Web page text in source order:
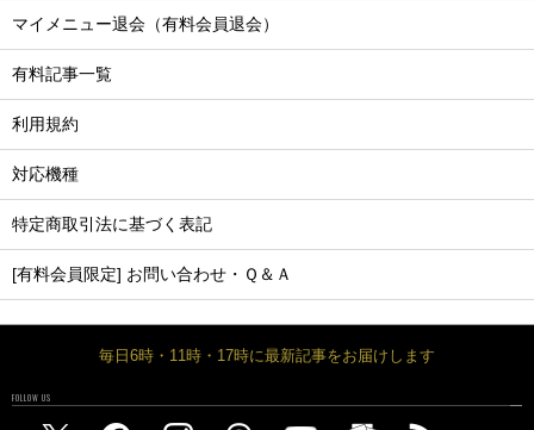
マイメニュー退会（有料会員退会）
有料記事一覧
利用規約
対応機種
特定商取引法に基づく表記
[有料会員限定] お問い合わせ・Ｑ＆Ａ
毎日6時・11時・17時に最新記事をお届けします
FOLLOW US